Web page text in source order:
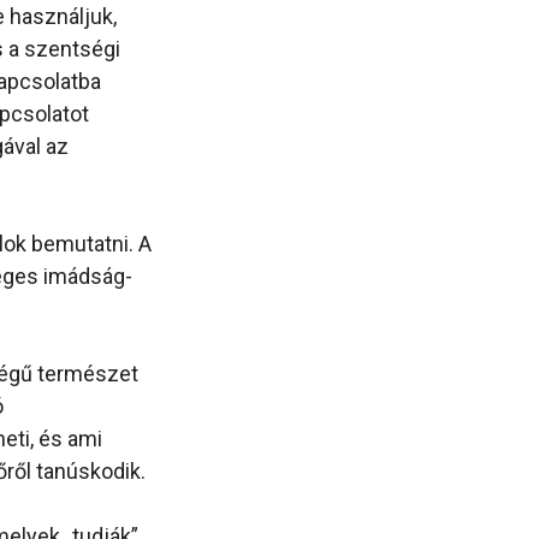
használjuk,
a szentségi
az
bemutatni. A
imádság-
természet
és ami
tanúskodik.